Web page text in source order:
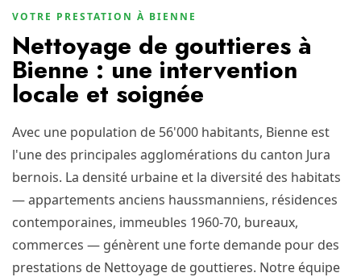
VOTRE PRESTATION À BIENNE
Nettoyage de gouttieres à
Bienne : une intervention
locale et soignée
Avec une population de 56'000 habitants, Bienne est
l'une des principales agglomérations du canton Jura
bernois. La densité urbaine et la diversité des habitats
— appartements anciens haussmanniens, résidences
contemporaines, immeubles 1960-70, bureaux,
commerces — génèrent une forte demande pour des
prestations de Nettoyage de gouttieres. Notre équipe